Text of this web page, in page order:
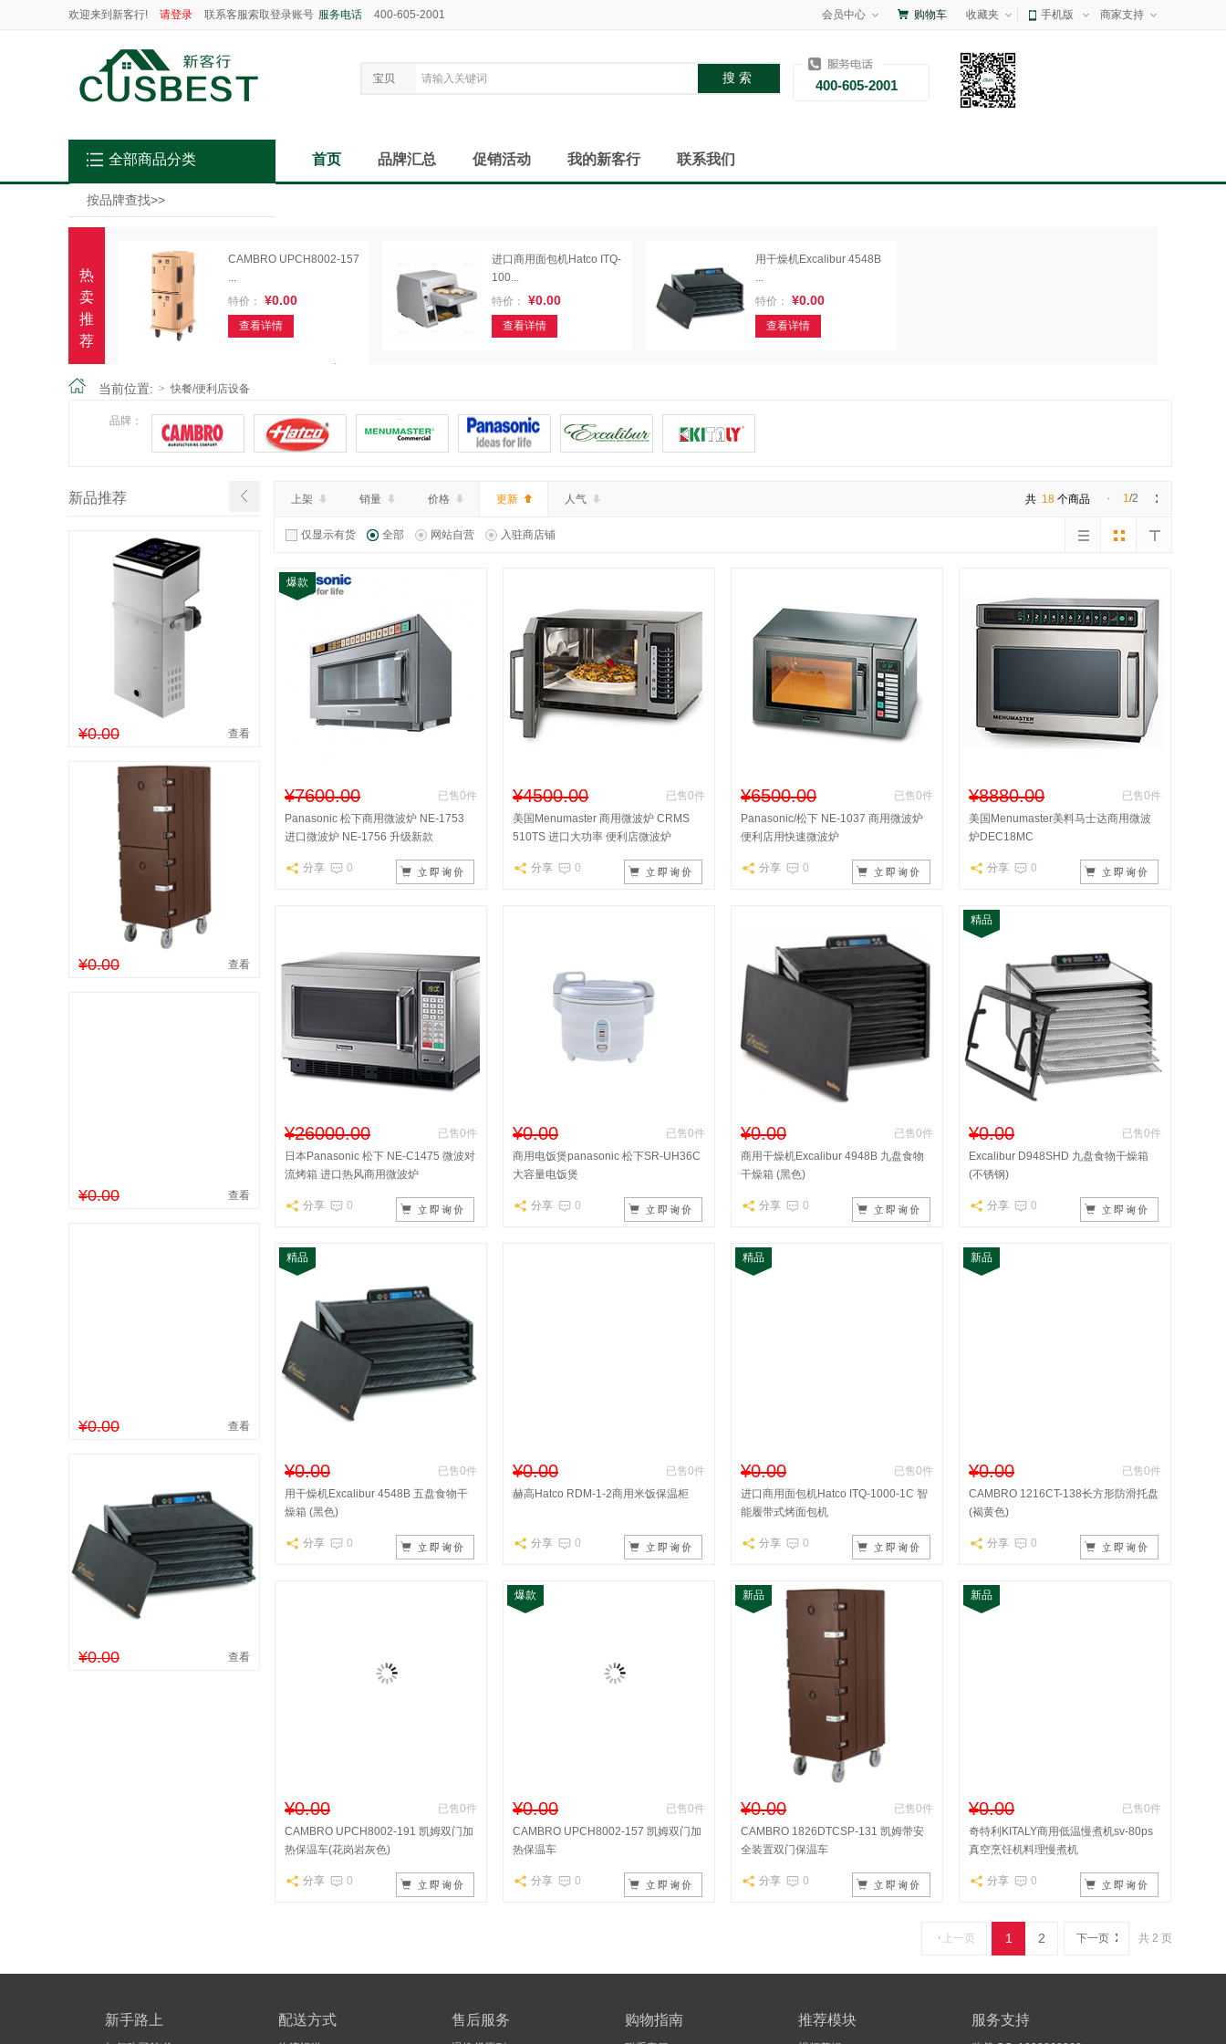
欢迎来到新客行! 请登录 联系客服索取登录账号 服务电话 400-605-2001 会员中心 购物车 收藏夹 手机版 商家支持
宝贝 400-605-2001
按品牌查找>>
全部商品分类 首页 品牌汇总 促销活动 我的新客行 联系我们
热
卖
推
荐
CAMBRO UPCH8002-157
...
特价：
¥0.00
查看详情
进口商用面包机Hatco ITQ-
100...
特价：
¥0.00
查看详情
用干燥机Excalibur 4548B
...
特价：
¥0.00
查看详情
盘...
查看详情
当前位置: > 快餐/便利店设备
品牌：
新品推荐
¥0.00 查看
¥0.00 查看
¥0.00 查看
¥0.00 查看
¥0.00 查看
上架 销量 价格 更新 人气 1/2
共 18 个商品
仅显示有货 全部 网站自营 入驻商店铺
爆款
¥7600.00
已售0件
Panasonic 松下商用微波炉 NE-1753
进口微波炉 NE-1756 升级新款
分享 0
¥4500.00
已售0件
美国Menumaster 商用微波炉 CRMS
510TS 进口大功率 便利店微波炉
分享 0
¥6500.00
已售0件
Panasonic/松下 NE-1037 商用微波炉
便利店用快速微波炉
分享 0
¥8880.00
已售0件
美国Menumaster美料马士达商用微波
炉DEC18MC
分享 0
¥26000.00
已售0件
日本Panasonic 松下 NE-C1475 微波对
流烤箱 进口热风商用微波炉
分享 0
¥0.00
已售0件
商用电饭煲panasonic 松下SR-UH36C
大容量电饭煲
分享 0
¥0.00
已售0件
商用干燥机Excalibur 4948B 九盘食物
干燥箱 (黑色)
分享 0
精品
¥0.00
已售0件
Excalibur D948SHD 九盘食物干燥箱
(不锈钢)
分享 0
精品
¥0.00
已售0件
用干燥机Excalibur 4548B 五盘食物干
燥箱 (黑色)
分享 0
¥0.00
已售0件
赫高Hatco RDM-1-2商用米饭保温柜
分享 0
精品
¥0.00
已售0件
进口商用面包机Hatco ITQ-1000-1C 智
能履带式烤面包机
分享 0
新品
¥0.00
已售0件
CAMBRO 1216CT-138长方形防滑托盘
(褐黄色)
分享 0
¥0.00
已售0件
CAMBRO UPCH8002-191 凯姆双门加
热保温车(花岗岩灰色)
分享 0
爆款
¥0.00
已售0件
CAMBRO UPCH8002-157 凯姆双门加
热保温车
分享 0
新品
¥0.00
已售0件
CAMBRO 1826DTCSP-131 凯姆带安
全装置双门保温车
分享 0
新品
¥0.00
已售0件
奇特利KITALY商用低温慢煮机sv-80ps
真空烹饪机料理慢煮机
分享 0
上一页 1 2 下一页 共 2 页
新手路上 配送方式 售后服务 购物指南 推荐模块 服务支持